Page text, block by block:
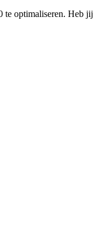
te optimaliseren. Heb jij